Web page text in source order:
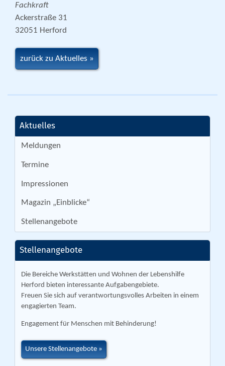
Fachkraft
Ackerstraße 31
32051 Herford
zurück zu Aktuelles
Aktuelles
Meldungen
Termine
Impressionen
Magazin „Einblicke“
Stellenangebote
Stellenangebote
Die Bereiche Werkstätten und Wohnen der Lebenshilfe
Herford bieten interessante Aufgabengebiete.
Freuen Sie sich auf verantwortungsvolles Arbeiten in einem
engagierten Team.
Engagement für Menschen mit Behinderung!
Unsere Stellenangebote